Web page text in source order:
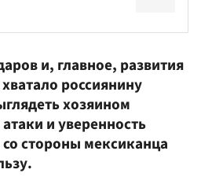
и, главное, развития
россиянину
хозяином
и уверенность
со стороны мексиканца